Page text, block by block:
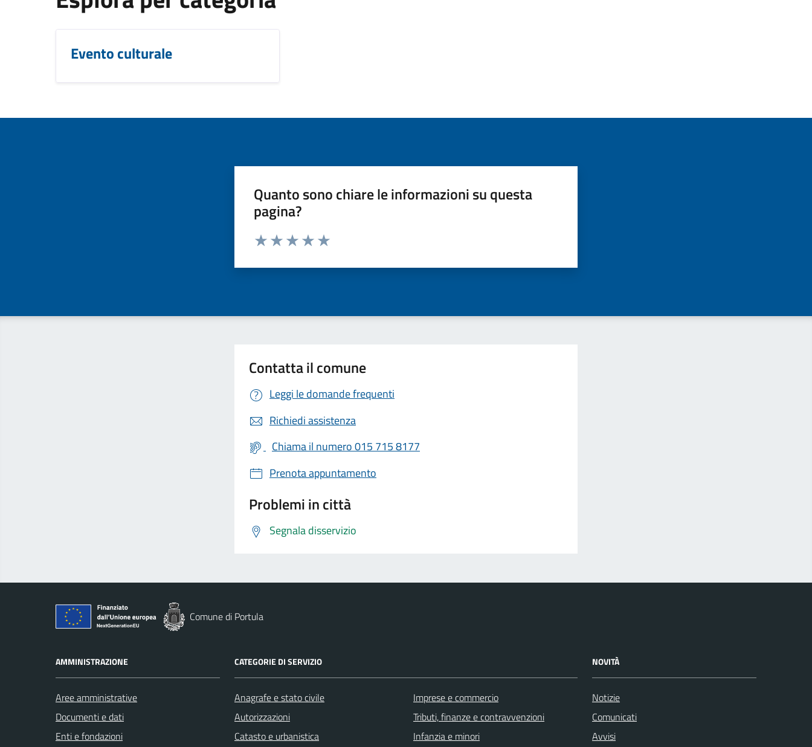
Evento culturale
Quanto sono chiare le informazioni su questa
pagina?
Valuta da 1 a 5 stelle la pagina
Contatta il comune
Leggi le domande frequenti
Richiedi assistenza
Chiama il numero 015 715 8177
Prenota appuntamento
Problemi in città
Segnala disservizio
Comune di Portula
AMMINISTRAZIONE
Aree amministrative
Documenti e dati
Enti e fondazioni
CATEGORIE DI SERVIZIO
Anagrafe e stato civile
Autorizzazioni
Catasto e urbanistica
Imprese e commercio
Tributi, finanze e contravvenzioni
Infanzia e minori
NOVITÀ
Notizie
Comunicati
Avvisi